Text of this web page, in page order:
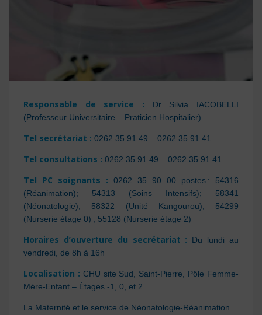
Responsable de service :
Dr Silvia IACOBELLI
(Professeur Universitaire – Praticien Hospitalier)
Tel secrétariat : 0262 35 91 49 – 0262 35 91 41
Tel consultations : 0262 35 91 49 – 0262 35 91 41
Tel PC soignants : 0262 35 90 00 postes : 54316
(Réanimation); 54313 (Soins Intensifs); 58341
(Néonatologie); 58322 (Unité Kangourou), 54299
(Nurserie étage 0) ; 55128 (Nurserie étage 2)
Horaires d’ouverture du secrétariat :
Du lundi au
vendredi, de 8h à 16h
Localisation : CHU site Sud, Saint-Pierre, Pôle Femme-
Mère-Enfant – Étages -1, 0, et 2
La Maternité et le service de Néonatologie-Réanimation